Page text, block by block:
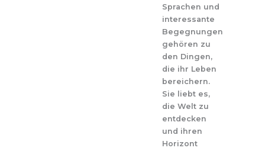
Sprachen und
interessante
Begegnungen
gehören zu
den Dingen,
die ihr Leben
bereichern.
Sie liebt es,
die Welt zu
entdecken
und ihren
Horizont